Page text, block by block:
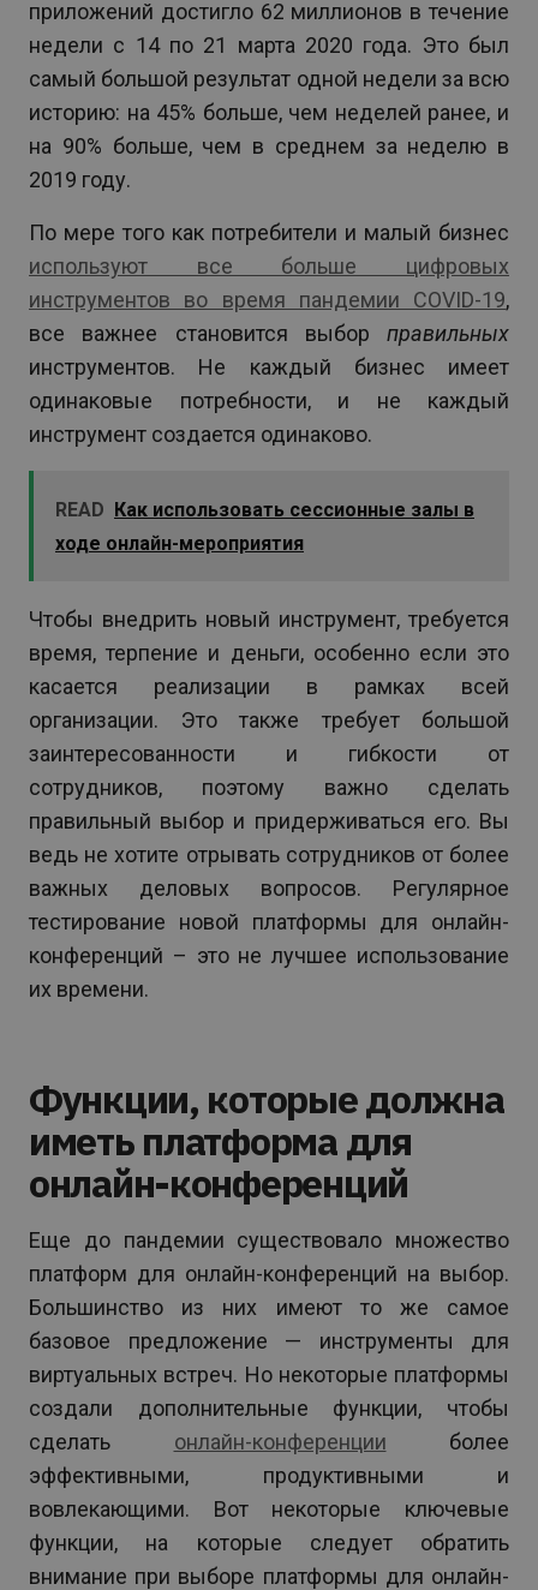
приложений достигло 62 миллионов в течение
недели с 14 по 21 марта 2020 года. Это был
самый большой результат одной недели за всю
историю: на 45% больше, чем неделей ранее, и
на 90% больше, чем в среднем за неделю в
2019 году.
По мере того как потребители и малый бизнес
используют все больше цифровых
инструментов во время пандемии COVID-19,
все важнее становится выбор правильных
инструментов. Не каждый бизнес имеет
одинаковые потребности, и не каждый
инструмент создается одинаково.
READ Как использовать сессионные залы в
ходе онлайн-мероприятия
Чтобы внедрить новый инструмент, требуется
время, терпение и деньги, особенно если это
касается реализации в рамках всей
организации. Это также требует большой
заинтересованности и гибкости от
сотрудников, поэтому важно сделать
правильный выбор и придерживаться его. Вы
ведь не хотите отрывать сотрудников от более
важных деловых вопросов. Регулярное
тестирование новой платформы для онлайн-
конференций – это не лучшее использование
их времени.
Функции, которые должна
иметь платформа для
онлайн-конференций
Еще до пандемии существовало множество
платформ для онлайн-конференций на выбор.
Большинство из них имеют то же самое
базовое предложение — инструменты для
виртуальных встреч. Но некоторые платформы
создали дополнительные функции, чтобы
сделать онлайн-конференции более
эффективными, продуктивными и
вовлекающими. Вот некоторые ключевые
функции, на которые следует обратить
внимание при выборе платформы для онлайн-